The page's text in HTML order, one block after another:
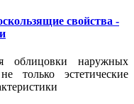
свойства -
облицовки наружных
только эстетические